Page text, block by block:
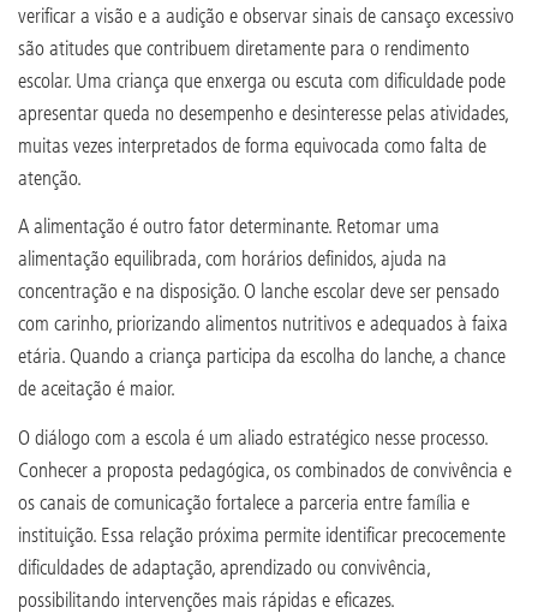
verificar a visão e a audição e observar sinais de cansaço excessivo
são atitudes que contribuem diretamente para o rendimento
escolar. Uma criança que enxerga ou escuta com dificuldade pode
apresentar queda no desempenho e desinteresse pelas atividades,
muitas vezes interpretados de forma equivocada como falta de
atenção.
A alimentação é outro fator determinante. Retomar uma
alimentação equilibrada, com horários definidos, ajuda na
concentração e na disposição. O lanche escolar deve ser pensado
com carinho, priorizando alimentos nutritivos e adequados à faixa
etária. Quando a criança participa da escolha do lanche, a chance
de aceitação é maior.
O diálogo com a escola é um aliado estratégico nesse processo.
Conhecer a proposta pedagógica, os combinados de convivência e
os canais de comunicação fortalece a parceria entre família e
instituição. Essa relação próxima permite identificar precocemente
dificuldades de adaptação, aprendizado ou convivência,
possibilitando intervenções mais rápidas e eficazes.